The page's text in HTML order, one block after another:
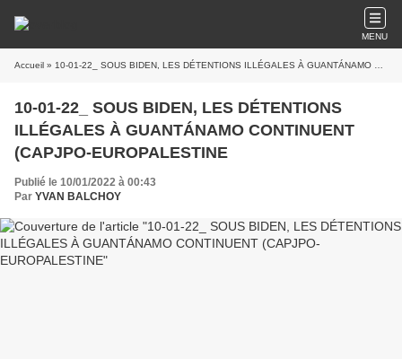
MENU
Accueil » 10-01-22_ SOUS BIDEN, LES DÉTENTIONS ILLÉGALES À GUANTÁNAMO CONTINUENT (CAPJPO-EUROPALESTINE
10-01-22_ SOUS BIDEN, LES DÉTENTIONS
ILLÉGALES À GUANTÁNAMO CONTINUENT
(CAPJPO-EUROPALESTINE
Publié le 10/01/2022 à 00:43
Par YVAN BALCHOY